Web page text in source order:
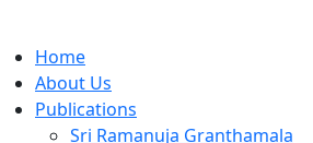
Home
About Us
Publications
Sri Ramanuja Granthamala